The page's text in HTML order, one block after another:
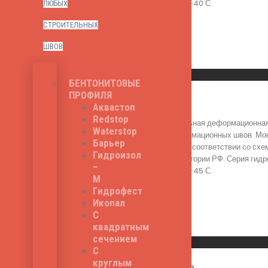
ЛЮБЫХ
СТРОИТЕЛЬНЫХ
ШВОВ
БЕНТОНИТОВЫЕ
ПРОФИЛЯ
Аквастоп
Redstop
Waterstop
Барьер
Гидроизол
–
М
Гидрофест
Икопал
С
квадратным
сечением
С
круглым
хрупкости на брусе - -40 С.
ППЗ PL 150 - специальная
гидроизоляции деформационных швов.
происходит в строгом соответствии со
институтами на территории РФ. Серия
хрупкости на брусе - -45 С.
1,020
Read More
Быстрый просмотр